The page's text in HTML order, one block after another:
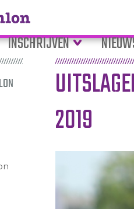
INSCHRIJVEN
2019